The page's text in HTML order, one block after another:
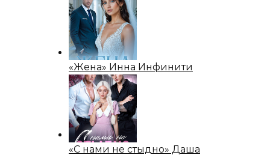
«Жена» Инна Инфинити
«С нами не стыдно» Даша